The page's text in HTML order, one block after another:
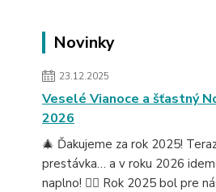
Novinky
23.12.2025
Veselé Vianoce a šťastný
2026
🎄 Ďakujeme za rok 2025!
prestávka… a v roku 2026
naplno! 🚴‍♂️ Rok 2025 bol pre